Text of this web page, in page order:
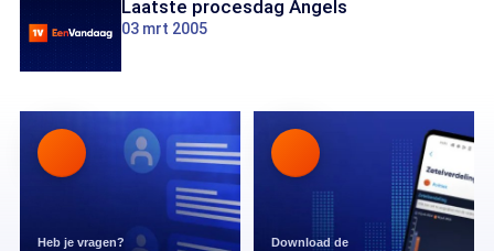
Laatste procesdag Angels
03 mrt 2005
Heb je vragen? Download de